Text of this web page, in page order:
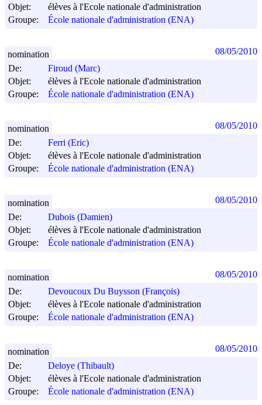
Objet:
élèves à l'Ecole nationale d'administration
Groupe:
École nationale d'administration (ENA)
De:
Firoud (Marc)
Objet:
élèves à l'Ecole nationale d'administration
Groupe:
École nationale d'administration (ENA)
nomination 08/05/2010
De:
Ferri (Eric)
Objet:
élèves à l'Ecole nationale d'administration
Groupe:
École nationale d'administration (ENA)
nomination 08/05/2010
De:
Dubois (Damien)
Objet:
élèves à l'Ecole nationale d'administration
Groupe:
École nationale d'administration (ENA)
nomination 08/05/2010
De:
Devoucoux Du Buysson (François)
Objet:
élèves à l'Ecole nationale d'administration
Groupe:
École nationale d'administration (ENA)
nomination 08/05/2010
De:
Deloye (Thibault)
Objet:
élèves à l'Ecole nationale d'administration
Groupe:
École nationale d'administration (ENA)
nomination 08/05/2010